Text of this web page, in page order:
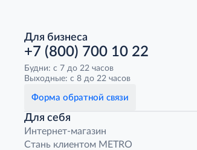
Для бизнеса
+7 (800) 700 10 22
Будни: с 7 до 22 часов
Выходные: с 8 до 22 часов
Форма обратной связи
Для себя
Интернет-магазин
Стань клиентом METRO